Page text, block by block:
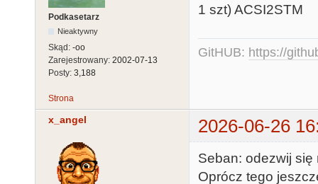
Podkasetarz
Nieaktywny
Skąd: -oo
Zarejestrowany: 2002-07-13
Posty: 3,188
1 szt) ACSI2STM
GitHUB: https://
Strona
x_angel 2026-06-26
Seban: odezwij się
Oprócz tego